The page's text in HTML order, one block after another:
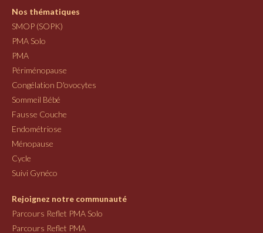
Nos thématiques
SMOP (SOPK)
PMA Solo
PMA
Périménopause
Congélation D'ovocytes
Sommeil Bébé
Fausse Couche
Endométriose
Ménopause
Cycle
Suivi Gynéco
Rejoignez notre communauté
Parcours Reflet PMA Solo
Parcours Reflet PMA